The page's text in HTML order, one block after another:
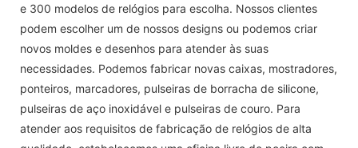
e 300 modelos de relógios para escolha. Nossos clientes
podem escolher um de nossos designs ou podemos criar
novos moldes e desenhos para atender às suas
necessidades. Podemos fabricar novas caixas, mostradores,
ponteiros, marcadores, pulseiras de borracha de silicone,
pulseiras de aço inoxidável e pulseiras de couro. Para
atender aos requisitos de fabricação de relógios de alta